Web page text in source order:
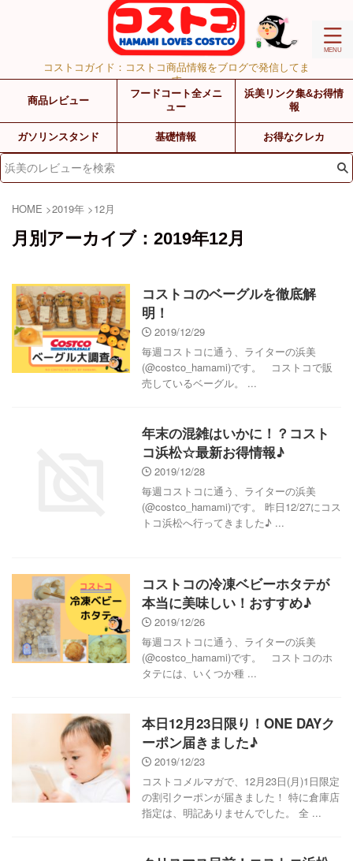
コストコガイド：コストコ商品情報をブログで発信してま
す
商品レビュー
フードコート全メニ
ュー
浜美リンク集&お得情
報
ガソリンスタンド 基礎情報 お得なクレカ
HOME >2019年 >12月
月別アーカイブ：2019年12月
コストコのベーグルを徹底解
明！
2019/12/29
毎週コストコに通う、ライターの浜美
(@costco_hamami)です。 コストコで販
売しているベーグル。 ...
年末の混雑はいかに！？コスト
コ浜松☆最新お得情報♪
2019/12/28
毎週コストコに通う、ライターの浜美
(@costco_hamami)です。 昨日12/27にコス
トコ浜松へ行ってきました♪ ...
コストコの冷凍ベビーホタテが
本当に美味しい！おすすめ♪
2019/12/26
毎週コストコに通う、ライターの浜美
(@costco_hamami)です。 コストコのホ
タテには、いくつか種 ...
本日12月23日限り！ONE DAYク
ーポン届きました♪
2019/12/23
コストコメルマガで、12月23日(月)1日限定
の割引クーポンが届きました！ 特に倉庫店
指定は、明記ありませんでした。 全 ...